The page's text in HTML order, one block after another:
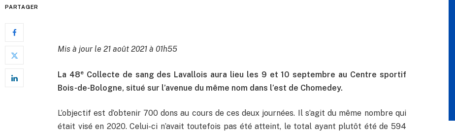
PARTAGER
Mis à jour le 21 août 2021 à 01h55
La 48e Collecte de sang des Lavallois aura lieu les 9 et 10 septembre au Centre sportif
Bois-de-Bologne, situé sur l’avenue du même nom dans l’est de Chomedey.
L’objectif est d’obtenir 700 dons au cours de ces deux journées. Il s’agit du même nombre qui
était visé en 2020. Celui-ci n’avait toutefois pas été atteint, le total ayant plutôt été de 594